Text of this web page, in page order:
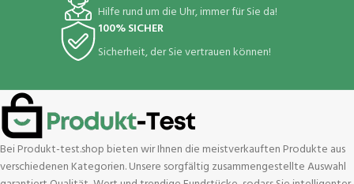
Hilfe rund um die Uhr, immer für Sie da!
100% SICHER
Sicherheit, der Sie vertrauen können!
Bei Produkt-test.shop bieten wir Ihnen die meistverkauften Produkte aus
verschiedenen Kategorien. Unsere sorgfältig zusammengestellte Auswahl